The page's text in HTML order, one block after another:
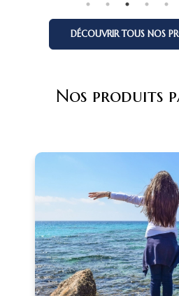
DÉCOUVRIR TOUS NOS
Nos produits